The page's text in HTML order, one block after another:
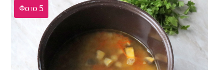
Фото 5